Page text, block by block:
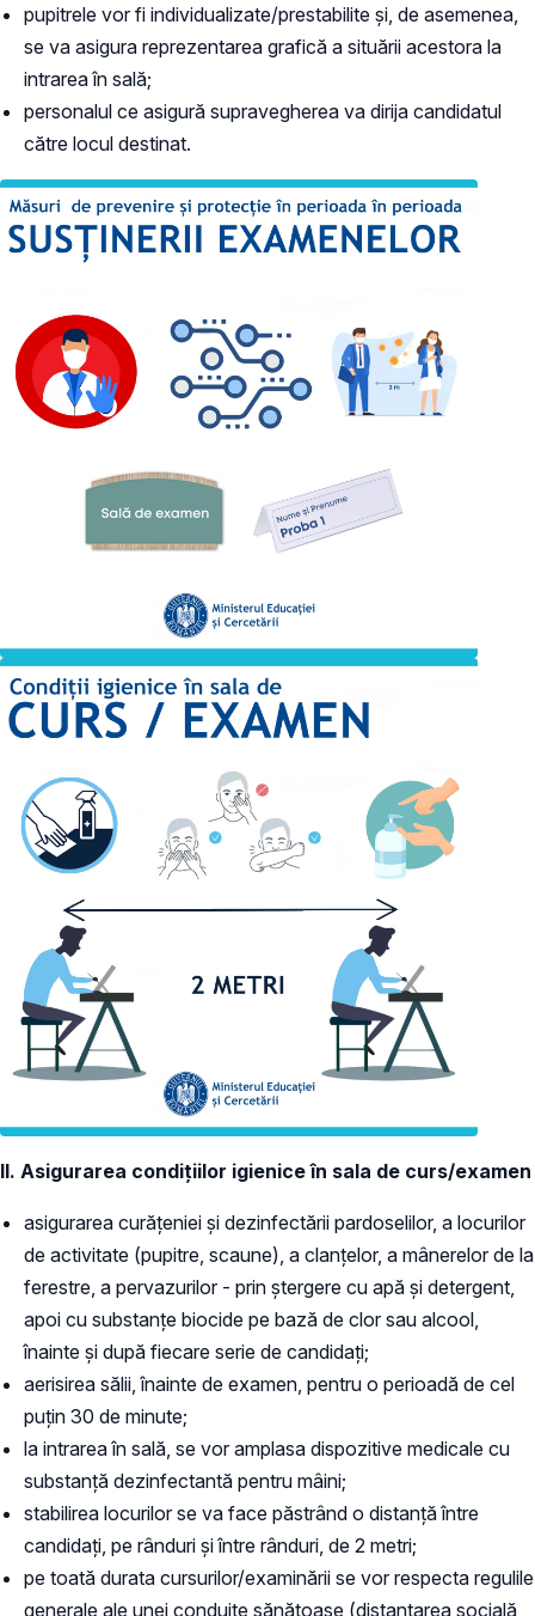
pupitrele vor fi individualizate/prestabilite și, de asemenea,
se va asigura reprezentarea grafică a situării acestora la
intrarea în sală;
personalul ce asigură supravegherea va dirija candidatul
către locul destinat.
II. Asigurarea condițiilor igienice în sala de curs/examen
asigurarea curățeniei și dezinfectării pardoselilor, a locurilor
de activitate (pupitre, scaune), a clanțelor, a mânerelor de la
ferestre, a pervazurilor - prin ștergere cu apă și detergent,
apoi cu substanțe biocide pe bază de clor sau alcool,
înainte și după fiecare serie de candidați;
aerisirea sălii, înainte de examen, pentru o perioadă de cel
puțin 30 de minute;
la intrarea în sală, se vor amplasa dispozitive medicale cu
substanță dezinfectantă pentru mâini;
stabilirea locurilor se va face păstrând o distanță între
candidați, pe rânduri și între rânduri, de 2 metri;
pe toată durata cursurilor/examinării se vor respecta regulile
generale ale unei conduite sănătoase (distanțarea socială,